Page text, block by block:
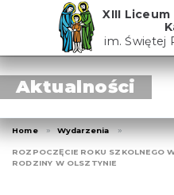
XIII
im. Świętej
Aktualności
Home Wydarzenia
ROZPOCZĘCIE ROKU SZKOLNEGO
RODZINY W OLSZTYNIE